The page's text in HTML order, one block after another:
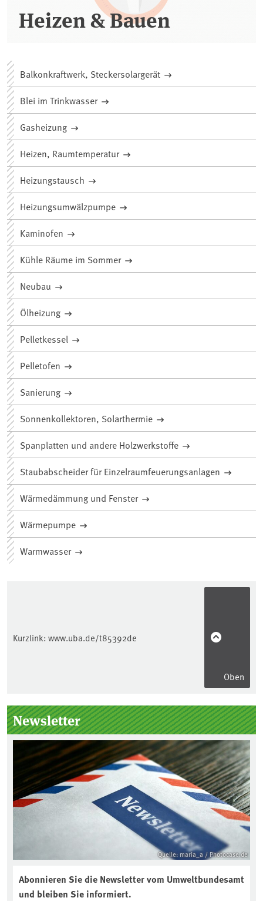
Heizen & Bauen
Balkonkraftwerk, Steckersolargerät
Blei im Trinkwasser
Gasheizung
Heizen, Raumtemperatur
Heizungstausch
Heizungsumwälzpumpe
Kaminofen
Kühle Räume im Sommer
Neubau
Ölheizung
Pelletkessel
Pelletofen
Sanierung
Sonnenkollektoren, Solarthermie
Spanplatten und andere Holzwerkstoffe
Staubabscheider für Einzelraumfeuerungsanlagen
Wärmedämmung und Fenster
Wärmepumpe
Warmwasser
Kurzlink: www.uba.de/t85392de
Oben
Seitenleiste
Newsletter
Quelle: maria_a / Photocase.de
Abonnieren Sie die Newsletter vom Umweltbundesamt
und bleiben Sie informiert.